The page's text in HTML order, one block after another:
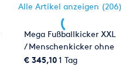
Alle Artikel anzeigen (206)
Mega Fußballkicker XXL
/ Menschenkicker ohne
Boden mieten in OWL
€ 345,101 Tag